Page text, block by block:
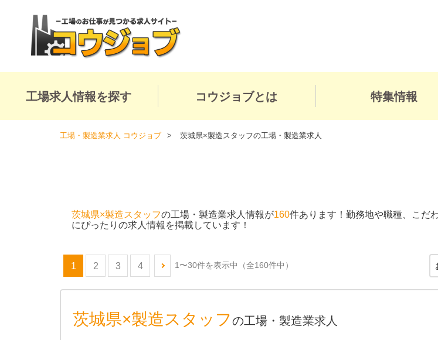
工場求人情報を探す コウジョブとは 特集情報
工場・製造業求人 コウジョブ 茨城県×製造スタッフの工場・製造業求人
茨城県×製造スタッフの工場・製造業求人情報が160件あります！勤務地や職種、こだ
にぴったりの求人情報を掲載しています！
1 2 3 4 1〜30件を表示中 （全160件中）
茨城県×製造スタッフの工場・製造業求人